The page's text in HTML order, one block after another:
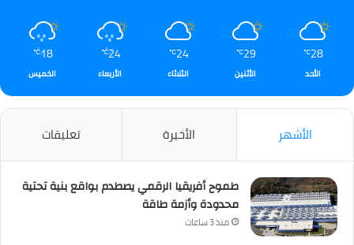
28
℃
الأحد
29
℃
الأثنين
24
℃
الثلاثاء
24
℃
الأربعاء
18
℃
الخميس
الأشهر الأخيرة تعليقات
طموح أفريقيا الرقمي يصطدم بواقع بنية تحتية
محدودة وأزمة طاقة
منذ 3 ساعات